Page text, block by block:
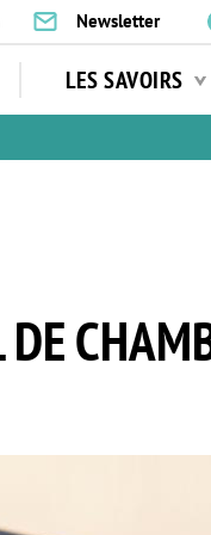
Newsletter
LES SAVOIRS